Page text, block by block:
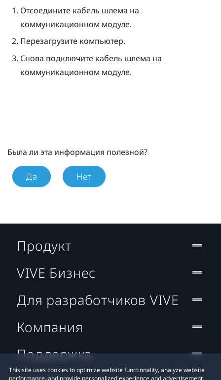
Отсоедините кабель шлема на
коммуникационном модуле.
Перезагрузите компьютер.
Снова подключите кабель шлема на
коммуникационном модуле.
Была ли эта информация полезной?
Да Нет
This site uses cookies to optimize website functionality, analyze website
performance, and provide personalized experience and advertisement.
Продукт
VIVE Бизнес
Для разработчиков VIVE
Компания
Поддержка